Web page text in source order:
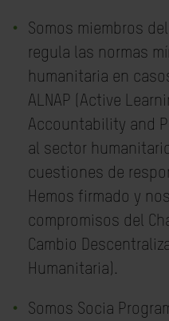
Somos miembros
regula las normas
humanitaria en
ALNAP (Active
Accountability and
al sector
cuestiones de
Hemos firmado y
compromisos del
Cambio
Humanitaria).
Somos Socia